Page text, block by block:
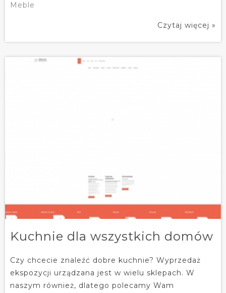
Meble
Czytaj więcej »
Kuchnie dla wszystkich domów
Czy chcecie znaleźć dobre kuchnie? Wyprzedaż
ekspozycji urządzana jest w wielu sklepach. W
naszym również, dlatego polecamy Wam